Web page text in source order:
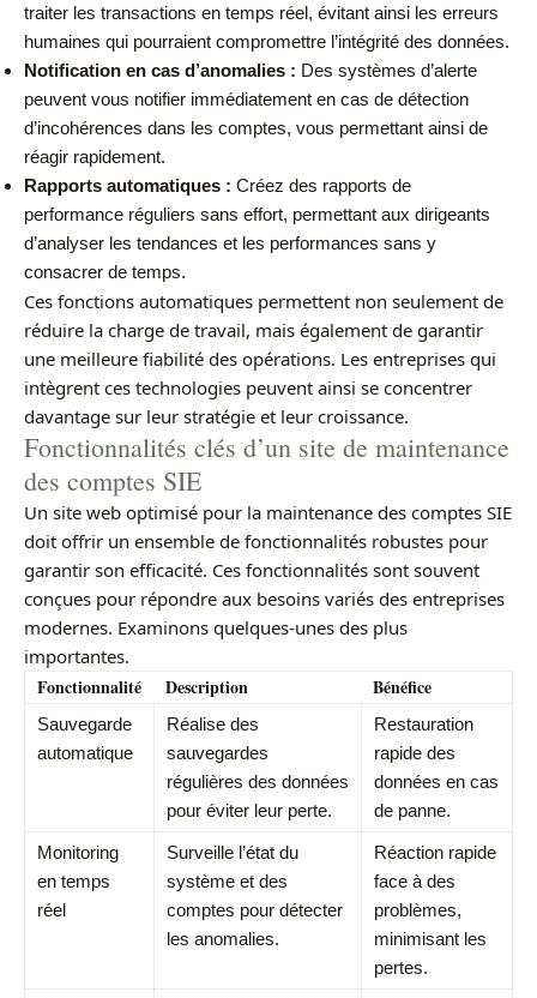
traiter les transactions en temps réel, évitant ainsi les erreurs
humaines qui pourraient compromettre l’intégrité des données.
Notification en cas d’anomalies : Des systèmes d’alerte
peuvent vous notifier immédiatement en cas de détection
d’incohérences dans les comptes, vous permettant ainsi de
réagir rapidement.
Rapports automatiques : Créez des rapports de
performance réguliers sans effort, permettant aux dirigeants
d’analyser les tendances et les performances sans y
consacrer de temps.
Ces fonctions automatiques permettent non seulement de
réduire la charge de travail, mais également de garantir
une meilleure fiabilité des opérations. Les entreprises qui
intègrent ces technologies peuvent ainsi se concentrer
davantage sur leur stratégie et leur croissance.
Fonctionnalités clés d’un site de maintenance
des comptes SIE
Un site web optimisé pour la maintenance des comptes SIE
doit offrir un ensemble de fonctionnalités robustes pour
garantir son efficacité. Ces fonctionnalités sont souvent
conçues pour répondre aux besoins variés des entreprises
modernes. Examinons quelques-unes des plus
importantes.
Fonctionnalité Description Bénéfice
Sauvegarde
automatique
Réalise des
sauvegardes
régulières des données
pour éviter leur perte.
Restauration
rapide des
données en cas
de panne.
Monitoring
en temps
réel
Surveille l’état du
système et des
comptes pour détecter
les anomalies.
Réaction rapide
face à des
problèmes,
minimisant les
pertes.